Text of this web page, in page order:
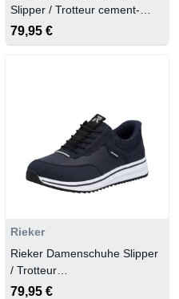
Slipper / Trotteur cement-
weiss/weiss/silver
79,95 €
Rieker
Rieker Damenschuhe Slipper
/ Trotteur
pazifik/pazifik/navy/weiss
79,95 €